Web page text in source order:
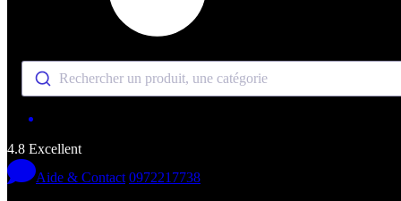
Rechercher un produit, une catégorie
4.8 Excellent
Aide & Contact 0972217738